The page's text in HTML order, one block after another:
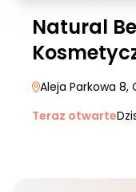
Natural
Aleja Parkowa 8,
Teraz otwarte